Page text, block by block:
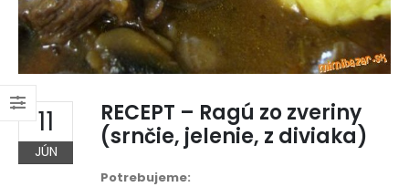
11
JÚN
RECEPT – Ragú zo zveriny
(srnčie, jelenie, z diviaka)
Potrebujeme: